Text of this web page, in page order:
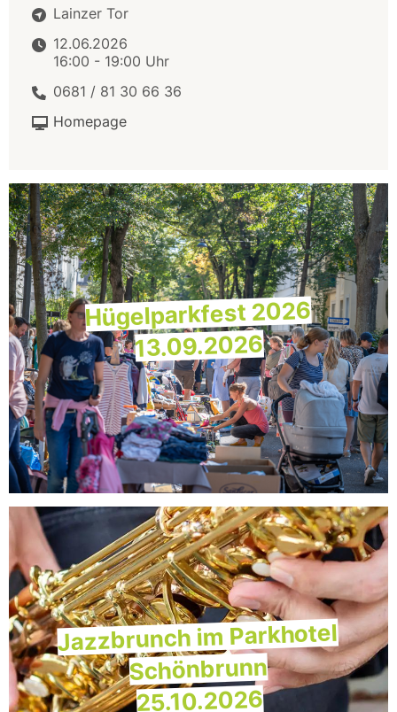
Lainzer Tor
12.06.2026
16:00 - 19:00 Uhr
0681 / 81 30 66 36
Homepage
Hügelparkfest 2026
13.09.2026
Jazzbrunch im Parkhotel
Schönbrunn
25.10.2026